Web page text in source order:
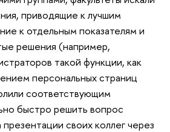
приводящие к лучшим
к отдельным показателям и
решения (например,
такой функции, как
персональных страниц
соответствующим
быстро решить вопрос
своих коллег через